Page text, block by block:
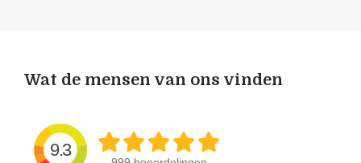
Wat de mensen van ons vinden
9.3